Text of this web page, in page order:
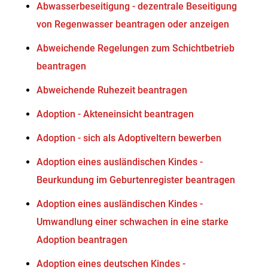
Abwasserbeseitigung - dezentrale Beseitigung
von Regenwasser beantragen oder anzeigen
Abweichende Regelungen zum Schichtbetrieb
beantragen
Abweichende Ruhezeit beantragen
Adoption - Akteneinsicht beantragen
Adoption - sich als Adoptiveltern bewerben
Adoption eines ausländischen Kindes -
Beurkundung im Geburtenregister beantragen
Adoption eines ausländischen Kindes -
Umwandlung einer schwachen in eine starke
Adoption beantragen
Adoption eines deutschen Kindes -